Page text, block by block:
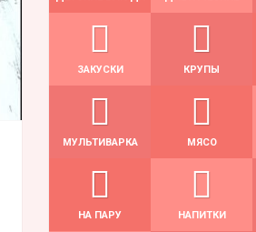
ЗАКУСКИ КРУПЫ
МУЛЬТИВАРКА МЯСО
НА ПАРУ НАПИТКИ